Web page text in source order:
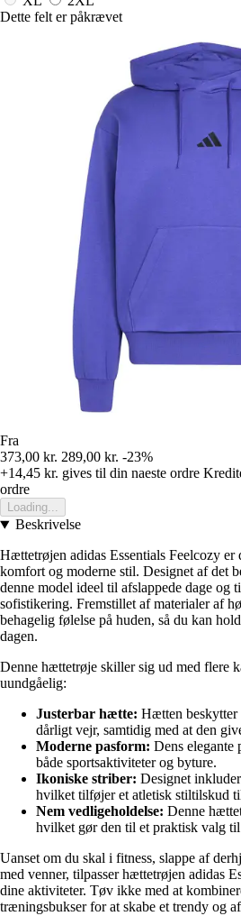
Dette felt er påkrævet
Fra
373,00 kr. 289,00 kr. -23%
+14,45 kr. gives til din naeste ordre
ordre
Loading...
Beskrivelse
Hættetrøjen adidas Essentials Feelcozy
komfort og moderne stil. Designet af det
denne model ideel til afslappede dage og
sofistikering. Fremstillet af materialer af
behagelig følelse på huden, så du kan
dagen.
Denne hættetrøje skiller sig ud med flere
uundgåelig:
Justerbar hætte: Hætten
dårligt vejr, samtidig med at den
Moderne pasform: Dens elegante
både sportsaktiviteter og byture.
Ikoniske striber: Designet
hvilket tilføjer et atletisk stiltilskud
Nem vedligeholdelse: Denne
hvilket gør den til et praktisk valg
Uanset om du skal i fitness, slappe af
med venner, tilpasser hættetrøjen adidas
dine aktiviteter. Tøv ikke med at
træningsbukser for at skabe et trendy og